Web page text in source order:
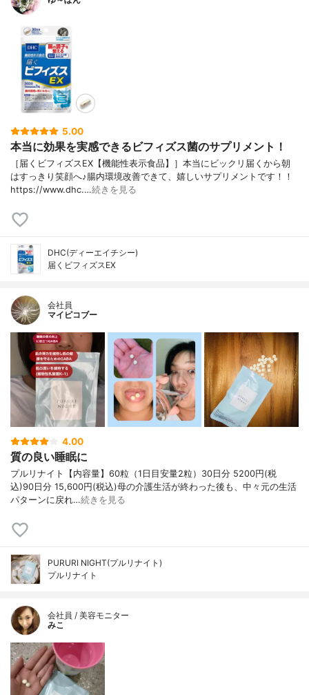
5.00
本当に効果を実感できるビフィズス菌のサプリメント！
［届くビフィズスEX【機能性表示食品】］本当にビックリ届くから朝
はすっきり笑顔へ♪腸内環境改善できて、嬉しいサプリメントです！！
https://www.dhc.…続きを見る
DHC(ディーエイチシー)
届くビフィズスEX
会社員
マイピコブー
4.00
質の良い睡眠に
プルリナイト【内容量】60粒（1日目安量2粒）30日分 5200円(税
込)90日分 15,600円(税込)母の介護生活が終わった後も、中々元の生活
パターンに戻れ…続きを見る
PURURI NIGHT(プルリナイト)
プルリナイト
会社員 / 美容モニター
みこ